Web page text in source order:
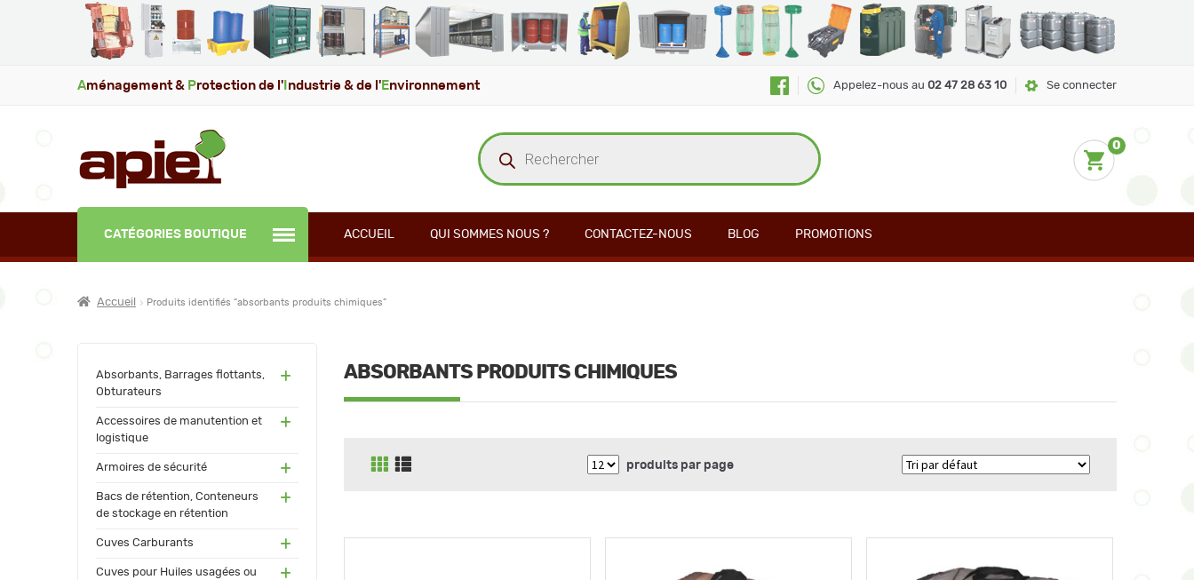
Aménagement & Protection de l' ndustrie & de l' Environnement Appelez-nous au 02 47 28 63 10 Se connecter
Recherche
de
produits
0
CATÉGORIES BOUTIQUE ACCUEIL QUI SOMMES NOUS ? CONTACTEZ-NOUS BLOG PROMOTIONS
Accueil Produits identifiés “absorbants produits chimiques”
Absorbants, Barrages flottants,
Obturateurs
(60)
Accessoires de manutention et
logistique
(55)
Armoires de sécurité (91)
Bacs de rétention, Conteneurs
de stockage en rétention
(171
Cuves Carburants
(17
Cuves pour Huiles usagées ou
(24)
ABSORBANTS PRODUITS CHIMIQUES
produits par page